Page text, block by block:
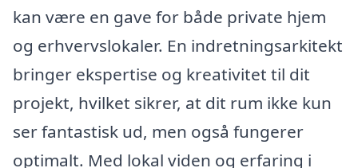
kan være en gave for både private hjem
og erhvervslokaler. En indretningsarkitekt
bringer ekspertise og kreativitet til dit
projekt, hvilket sikrer, at dit rum ikke kun
ser fantastisk ud, men også fungerer
optimalt. Med lokal viden og erfaring i